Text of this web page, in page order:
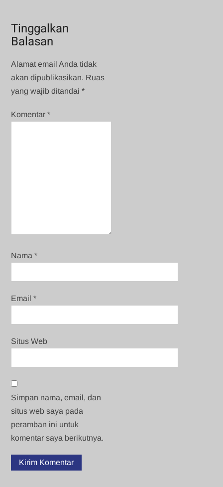
Tinggalkan
Balasan
Alamat email Anda tidak
akan dipublikasikan. Ruas
yang wajib ditandai*
Komentar*
Nama*
Email*
Situs Web
Simpan nama, email, dan
situs web saya pada
peramban ini untuk
komentar saya berikutnya.